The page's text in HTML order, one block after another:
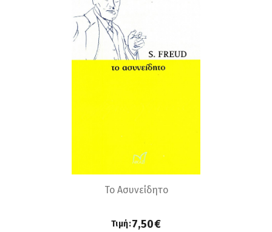
Το Ασυνείδητο
Τιμή:7,50€